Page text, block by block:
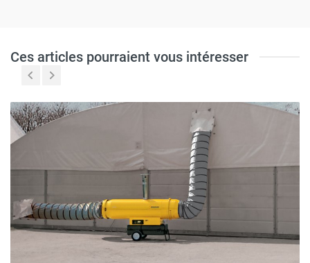
Ces articles pourraient vous intéresser